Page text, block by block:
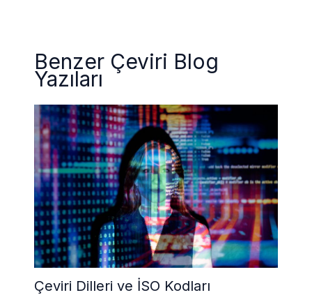
Benzer Çeviri Blog
Yazıları
Çeviri Dilleri ve İSO Kodları